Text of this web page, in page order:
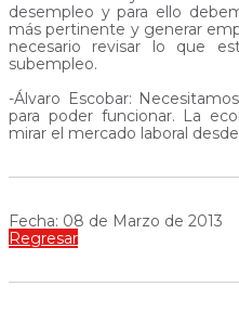
desempleo y para ello
más pertinente y generar
necesario revisar lo que
subempleo.
-Álvaro Escobar:
para poder funcionar. La
mirar el mercado laboral
Fecha: 08 de Marzo de 2013
Regresar